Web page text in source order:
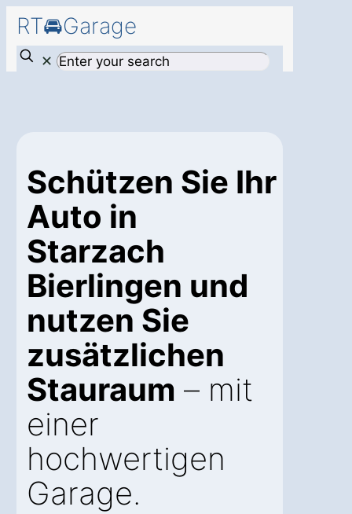
RT🚘Garage
✕
Schützen Sie Ihr
Auto in
Starzach
Bierlingen und
nutzen Sie
zusätzlichen
Stauraum – mit
einer
hochwertigen
Garage.